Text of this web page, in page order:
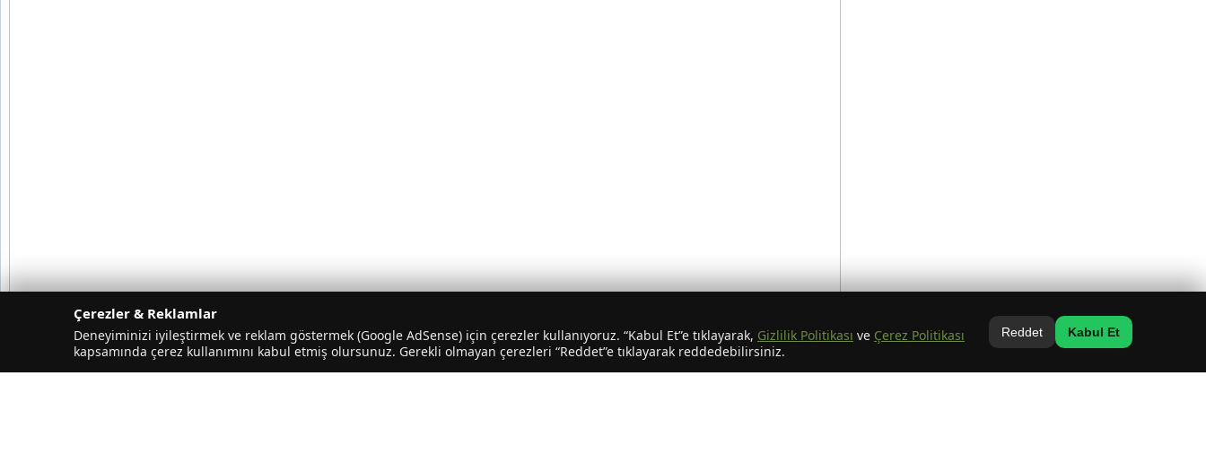
Çerezler & Reklamlar
Deneyiminizi iyileştirmek ve reklam göstermek (Google AdSense) için çerezler kullanıyoruz. “Kabul Et”e tıklayarak, Gizlilik Politikası ve Çerez Politikası
kapsamında çerez kullanımını kabul etmiş olursunuz. Gerekli olmayan çerezleri “Reddet”e tıklayarak reddedebilirsiniz.
Reddet Kabul Et